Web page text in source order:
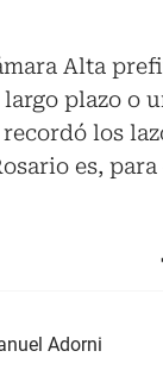
Alta
plazo o
los
es,
Adorni